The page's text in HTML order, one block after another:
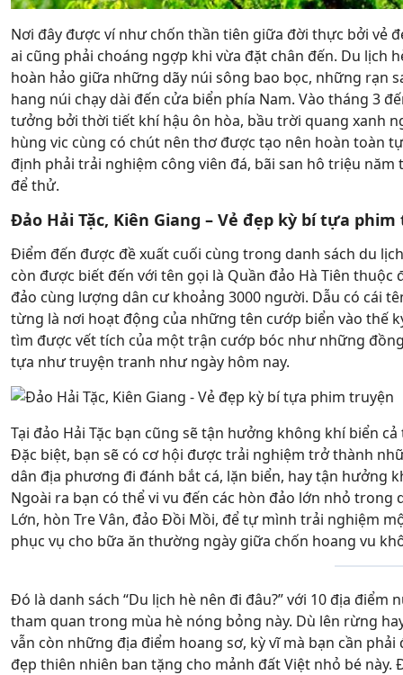
Nơi đây được ví như chốn thần tiên giữa đời thực bởi vẻ
ai cũng phải choáng ngợp khi vừa đặt chân đến. Du lịch
hoàn hảo giữa những dãy núi sông bao bọc, những rạn
hang núi chạy dài đến cửa biển phía Nam. Vào tháng 3
tưởng bởi thời tiết khí hậu ôn hòa, bầu trời quang xanh
hùng vic cùng có chút nên thơ được tạo nên hoàn toàn
định phải trải nghiệm công viên đá, bãi san hô triệu
để thử.
Đảo Hải Tặc, Kiên Giang – Vẻ đẹp kỳ bí tựa
Điểm đến được đề xuất cuối cùng trong danh sách du
còn được biết đến với tên gọi là Quần đảo Hà Tiên thuộc
đảo cùng lượng dân cư khoảng 3000 người. Dẫu có cái
từng là nơi hoạt động của những tên cướp biển vào thế
tìm được vết tích của một trận cướp bóc như những
tựa như truyện tranh như ngày hôm nay.
Tại đảo Hải Tặc bạn cũng sẽ tận hưởng không khí biển
Đặc biệt, bạn sẽ có cơ hội được trải nghiệm trở thành
dân địa phương đi đánh bắt cá, lặn biển, hay tận hưởng
Ngoài ra bạn có thể vi vu đến các hòn đảo lớn nhỏ
Lớn, hòn Tre Vân, đảo Đồi Mồi, để tự mình trải nghiệm
phục vụ cho bữa ăn thường ngày giữa chốn hoang vu
Đó là danh sách “Du lịch hè nên đi đâu?” với 10 địa
tham quan trong mùa hè nóng bỏng này. Dù lên rừng
vẫn còn những địa điểm hoang sơ, kỳ vĩ mà bạn cần
đẹp thiên nhiên ban tặng cho mảnh đất Việt nhỏ bé này.